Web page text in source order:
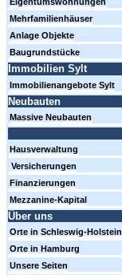
Mehrfamilienhäuser
Anlage Objekte
Baugrundstücke
Immobilien Sylt
Immobilienangebote Sylt
Neubauten
Massive Neubauten
Hausverwaltung
Versicherungen
Finanzierungen
Mezzanine-Kapital
Über uns
Orte in Schleswig-Holstein
Orte in Hamburg
Unsere Seiten